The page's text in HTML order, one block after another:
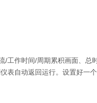
工作时间/周期累积画面、总
表自动返回运行。设置好一